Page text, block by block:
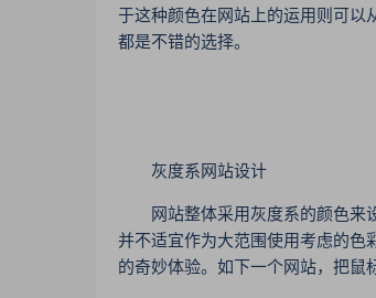
于这种颜色在网站上的运用则可以
都是不错的选择。
灰度系网站设计
网站整体采用灰度系的颜色来设
并不适宜作为大范围使用考虑的色
的奇妙体验。如下一个网站，把鼠